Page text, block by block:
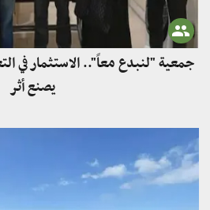
جمعية "لنبدع معاً".. الاستثمار في
يصنع أثر